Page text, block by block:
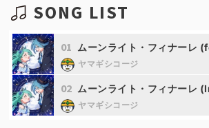
SONG LIST
01 ムーンライト・フィナーレ (feat. 初音ミ
ヤマギシコージ
02 ムーンライト・フィナーレ
ヤマギシコージ